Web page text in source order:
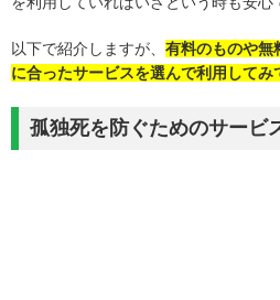
以下で紹介しますが、 有料のものや無
に合ったサービスを選んで利用してみ
孤独死を防ぐためのサービ